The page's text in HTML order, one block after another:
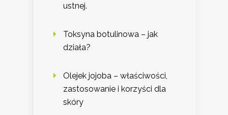
ustnej.
Toksyna botulinowa – jak
działa?
Olejek jojoba – właściwości,
zastosowanie i korzyści dla
skóry